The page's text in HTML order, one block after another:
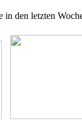
den letzten